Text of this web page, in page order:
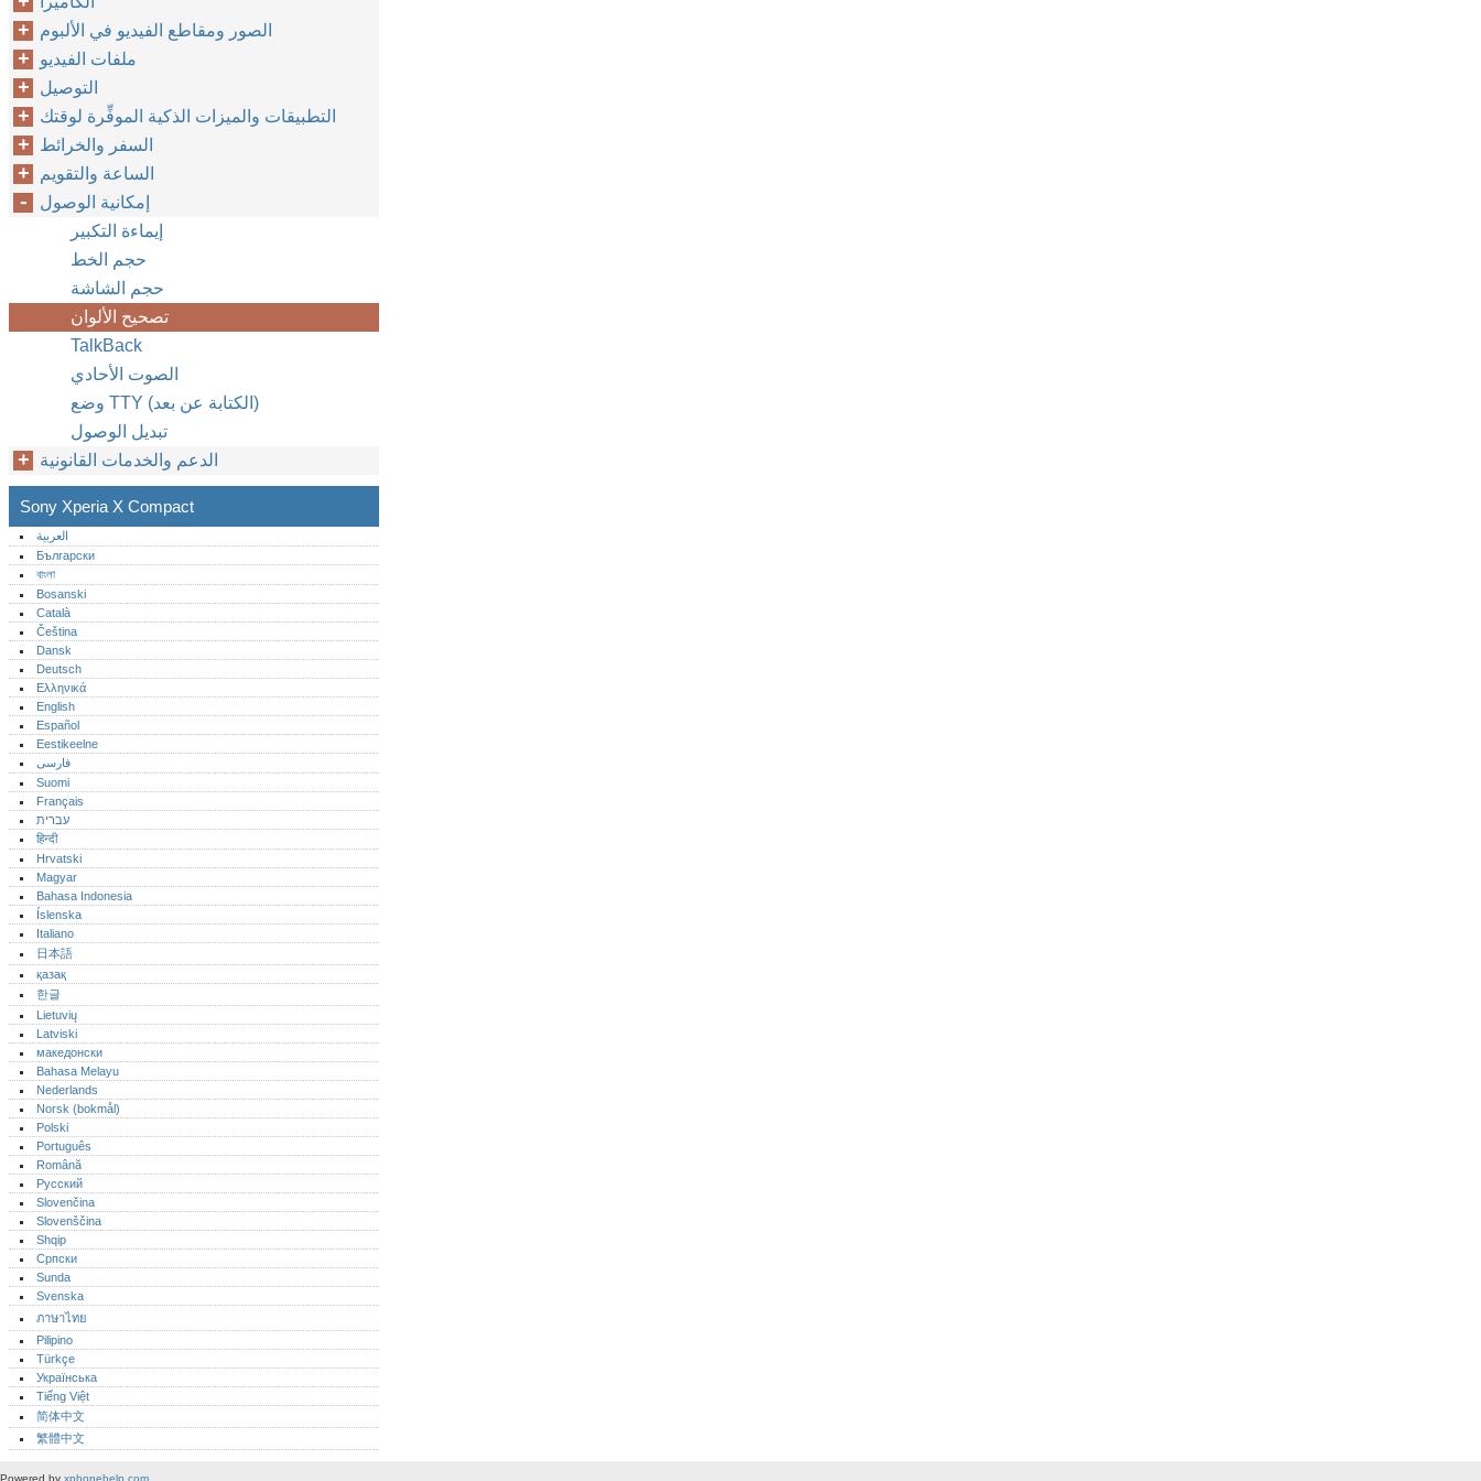
الصور ومقاطع الفيديو في الألبوم
ملفات الفيديو
التوصيل
التطبيقات والميزات الذكية الموفِّرة لوقتك
السفر والخرائط
الساعة والتقويم
إمكانية الوصول
إيماءة التكبير
حجم الخط
حجم الشاشة
تصحيح الألوان
TalkBack
الصوت الأحادي
وضع TTY (الكتابة عن بعد)
تبديل الوصول
الدعم والخدمات القانونية
Sony Xperia X Compact
العربية
Български
বাংলা
Bosanski
Català
Čeština
Dansk
Deutsch
Ελληνικά
English
Español
Eestikeelne
فارسی
Suomi
Français
עברית
हिन्दी
Hrvatski
Magyar
Bahasa Indonesia
Íslenska
Italiano
日本語
қазақ
한글
Lietuvių
Latviski
македонски
Bahasa Melayu
Nederlands
Norsk (bokmål)‎
Polski
Português‎
Română
Русский
Slovenčina
Slovenščina
Shqip
Српски
Sunda
Svenska
ภาษาไทย
Pilipino
Türkçe
Українська
Tiếng Việt
简体中文
繁體中文
Powered by xphonehelp.com